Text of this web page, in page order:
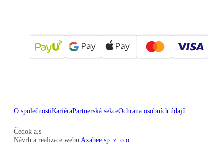
O společnostiKariéraPartnerská sekceOchrana osobních údajů
Čedok a.s
Návrh a realizace webu Axabee sp. z. o.o.